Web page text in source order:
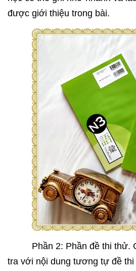
được giới thiệu trong bài.
Phần 2: Phần đề thi thử.
tra với nội dung tương tự đề